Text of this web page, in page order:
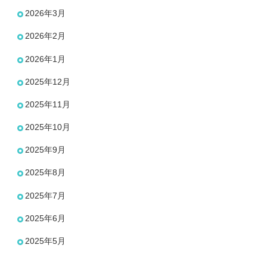
2026年3月
2026年2月
2026年1月
2025年12月
2025年11月
2025年10月
2025年9月
2025年8月
2025年7月
2025年6月
2025年5月